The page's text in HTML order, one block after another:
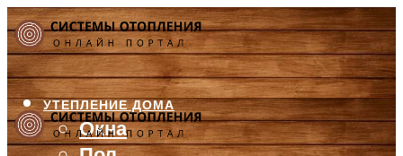
УТЕПЛЕНИЕ ДОМА
Окна